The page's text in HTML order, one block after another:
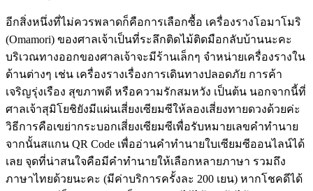
อีกสิ่งหนึ่งที่ไม่ควรพลาดก็คือการเลือกซื้อ เครื่องรางโอมาโมริ
(Omamori) ของศาลเจ้าเป็นที่ระลึกติดไม้ติดมือกลับบ้านนะคะ
บริเวณทางออกของศาลเจ้าจะมีร้านเล็กๆ จำหน่ายเครื่องรางใน
ด้านต่างๆ เช่น เครื่องรางเรื่องการเดินทางปลอดภัย การค้า
เจริญรุ่งเรือง สุขภาพดี หรือความรักสมหวัง เป็นต้น นอกจากนี้ที่
ศาลเจ้าสุมิโยชิยังมีแผ่นเสี่ยงเซียมซีให้ลองเสี่ยงทายดวงด้วยค่ะ
วิธีการคือเขย่ากระบอกเสี่ยงเซียมซีเพื่อรับหมายเลขคำทำนาย
จากนั้นสแกน QR Code เพื่ออ่านคำทำนายใบเซียมซีออนไลน์ได้
เลย จุดที่น่าสนใจคือมีคำทำนายให้เลือกหลายภาษา รวมถึง
ภาษาไทยด้วยนะคะ (มีค่าบริการครั้งละ 200 เยน) หากโชคดีได้